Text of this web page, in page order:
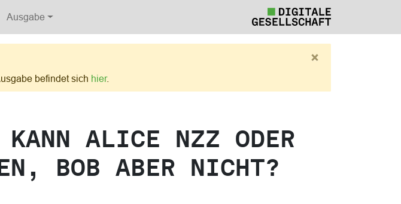
Ausgabe
befindet sich hier.
×
ALICE NZZ ODER
BOB ABER NICHT?